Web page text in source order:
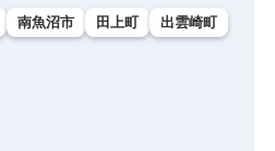
南魚沼市 田上町
出雲崎町